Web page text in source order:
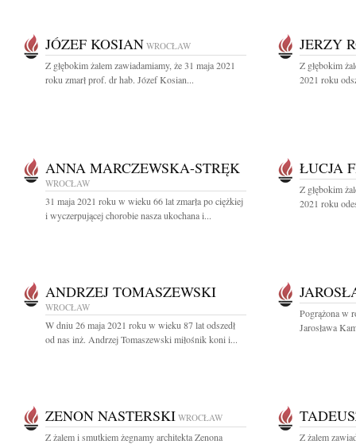
JÓZEF KOSIAN WROCŁAW
Z głębokim żalem zawiadamiamy, że 31 maja 2021
roku zmarł prof. dr hab. Józef Kosian...
JERZY
Z głębokim
2021 roku
ANNA MARCZEWSKA-STRĘK
WROCŁAW
31 maja 2021 roku w wieku 66 lat zmarła po ciężkiej
i wyczerpującej chorobie nasza ukochana i...
ŁUCJA
Z głębokim
2021 roku
ANDRZEJ TOMASZEWSKI
WROCŁAW
W dniu 26 maja 2021 roku w wieku 87 lat odszedł
od nas inż. Andrzej Tomaszewski miłośnik koni i...
Pogrążona w
Jarosława
ZENON NASTERSKI WROCŁAW
Z żalem i smutkiem żegnamy architekta Zenona
Z żalem